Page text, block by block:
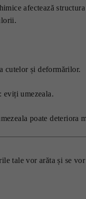
afectează
cutelor și deformărilor.
eviți umezeala.
poate deteriora
tale vor arăta și se